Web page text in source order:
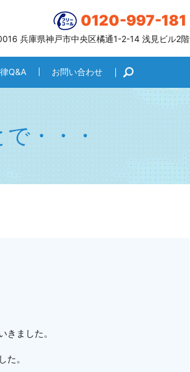
0120-997-181
兵庫県神戸市中央区橘通1-2-14 浅見ビル2階
Q&A お問い合わせ search
で・・・
ました。
。